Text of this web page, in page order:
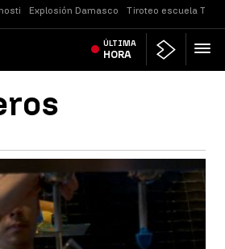
Explosión Damasco Tiroteo escuela
ÚLTIMA
HORA